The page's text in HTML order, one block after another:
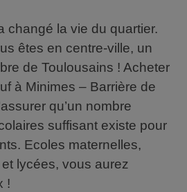
changé la vie du quartier.
êtes en centre-ville, un
de Toulousains ! Acheter
à Minimes – Barrière de
qu’un nombre
suffisant existe pour
Ecoles maternelles,
lycées, vous aurez
!